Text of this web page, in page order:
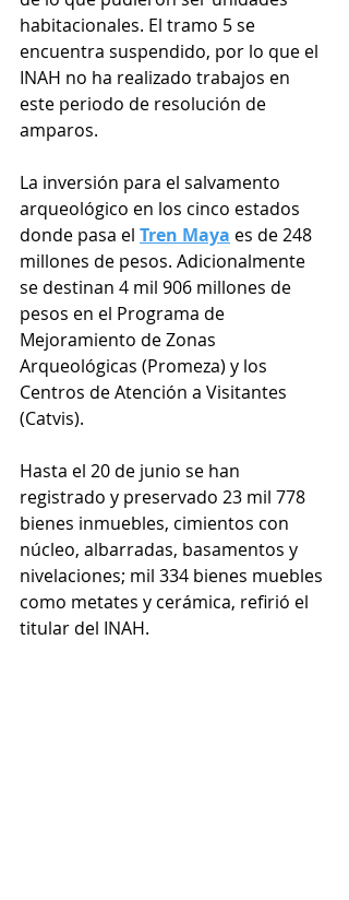
habitacionales. El tramo 5 se
encuentra suspendido, por lo que el
INAH no ha realizado trabajos en
este periodo de resolución de
amparos.
La inversión para el salvamento
arqueológico en los cinco estados
donde pasa el Tren Maya es de 248
millones de pesos. Adicionalmente
se destinan 4 mil 906 millones de
pesos en el Programa de
Mejoramiento de Zonas
Arqueológicas (Promeza) y los
Centros de Atención a Visitantes
(Catvis).
Hasta el 20 de junio se han
registrado y preservado 23 mil 778
bienes inmuebles, cimientos con
núcleo, albarradas, basamentos y
nivelaciones; mil 334 bienes muebles
como metates y cerámica, refirió el
titular del INAH.